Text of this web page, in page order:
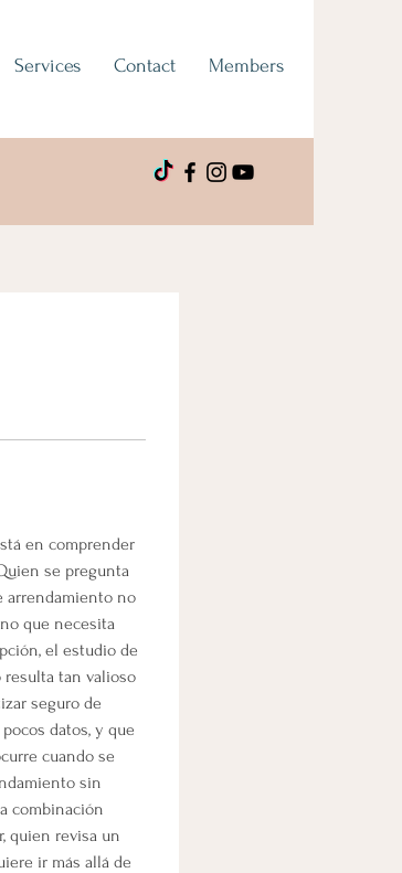
Services Contact Members
en comprender
se pregunta
arrendamiento no
que necesita
el estudio de
resulta tan valioso
seguro de
datos, y que
cuando se
sin
combinación
quien revisa un
ir más allá de